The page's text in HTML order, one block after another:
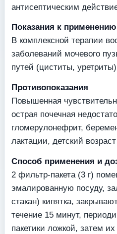
антисептическим
Показания к применению
В комплексной терапии
заболеваний мочевого
путей (циститы,
Противопоказания
Повышенная
острая почечная
гломерулонефрит,
лактации, детский
Способ применения и
2 фильтр-пакета (3 г)
эмалированную посуду,
стакан) кипятка,
течение 15 минут,
пакетики ложкой, затем